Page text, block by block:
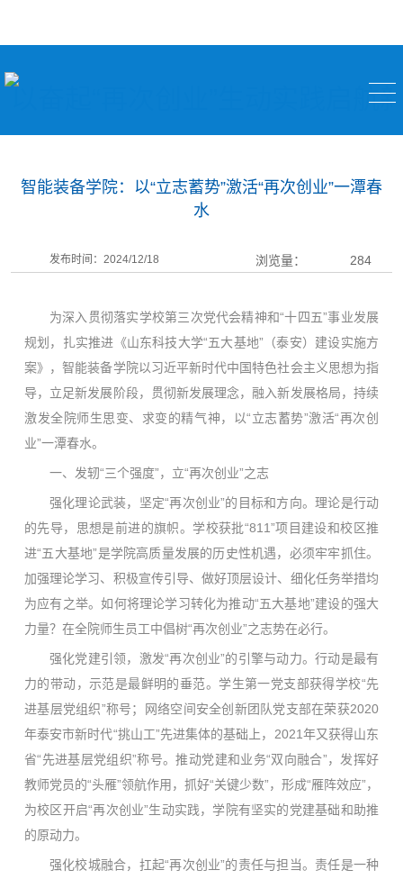
以奋起“再次创业”生动实践启航
智能装备学院：以“立志蓄势”激活“再次创业”一潭春
水
发布时间：2024/12/18 浏览量： 284
为深入贯彻落实学校第三次党代会精神和“十四五”事业发展
规划，扎实推进《山东科技大学“五大基地”（泰安）建设实施方
案》，智能装备学院以习近平新时代中国特色社会主义思想为指
导，立足新发展阶段，贯彻新发展理念，融入新发展格局，持续
激发全院师生思变、求变的精气神，以“立志蓄势”激活“再次创
业”一潭春水。
一、发轫“三个强度”，立“再次创业”之志
强化理论武装，坚定“再次创业”的目标和方向。理论是行动
的先导，思想是前进的旗帜。学校获批“811”项目建设和校区推
进“五大基地”是学院高质量发展的历史性机遇，必须牢牢抓住。
加强理论学习、积极宣传引导、做好顶层设计、细化任务举措均
为应有之举。如何将理论学习转化为推动“五大基地”建设的强大
力量？在全院师生员工中倡树“再次创业”之志势在必行。
强化党建引领，激发“再次创业”的引擎与动力。行动是最有
力的带动，示范是最鲜明的垂范。学生第一党支部获得学校“先
进基层党组织”称号；网络空间安全创新团队党支部在荣获2020
年泰安市新时代“挑山工”先进集体的基础上，2021年又获得山东
省“先进基层党组织”称号。推动党建和业务“双向融合”，发挥好
教师党员的“头雁”领航作用，抓好“关键少数”，形成“雁阵效应”，
为校区开启“再次创业”生动实践，学院有坚实的党建基础和助推
的原动力。
强化校城融合，扛起“再次创业”的责任与担当。责任是一种